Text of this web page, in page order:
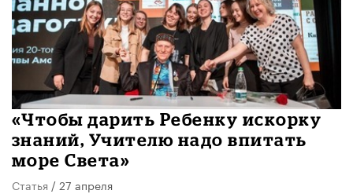
«Чтобы дарить Ребенку искорку
знаний, Учителю надо впитать
море Света»
Статья / 27 апреля